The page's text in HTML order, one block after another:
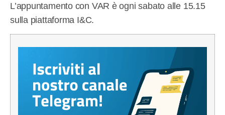
L’appuntamento con VAR è ogni sabato alle 15.15
sulla piattaforma I&C.